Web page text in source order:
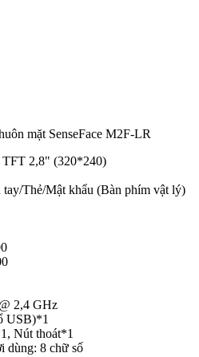
mặt SenseFace M2F-LR
2,8" (320*240)
tay/Thẻ/Mật khẩu (Bàn phím vật lý)
2,4 GHz
USB)*1
Nút thoát*1
dùng: 8 chữ số